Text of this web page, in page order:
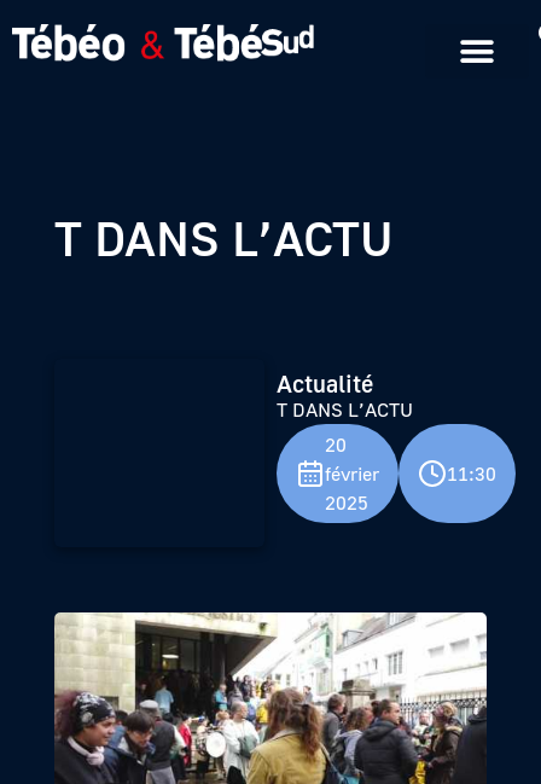
T DANS L’ACTU
Actualité
T DANS L’ACTU
20
février
2025
11:30